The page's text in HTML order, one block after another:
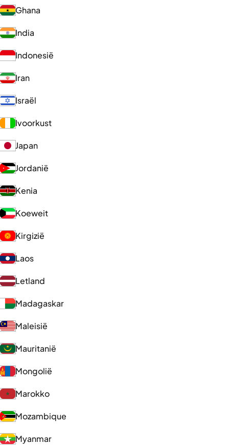
Ghana
India
Indonesië
Iran
Israël
Ivoorkust
Japan
Jordanië
Kenia
Koeweit
Kirgizië
Laos
Letland
Madagaskar
Maleisië
Mauritanië
Mongolië
Marokko
Mozambique
Myanmar